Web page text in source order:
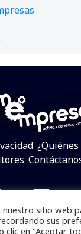
¿Quiénes
Twitter
nuestro sitio web
sus
clic en "Aceptar